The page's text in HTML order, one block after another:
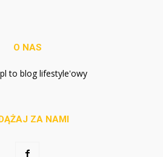
O NAS
to blog lifestyle'owy
ZA NAMI